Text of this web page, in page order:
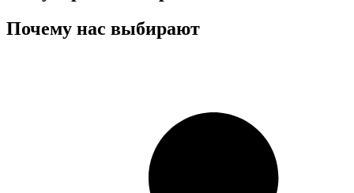
Почему нас выбирают